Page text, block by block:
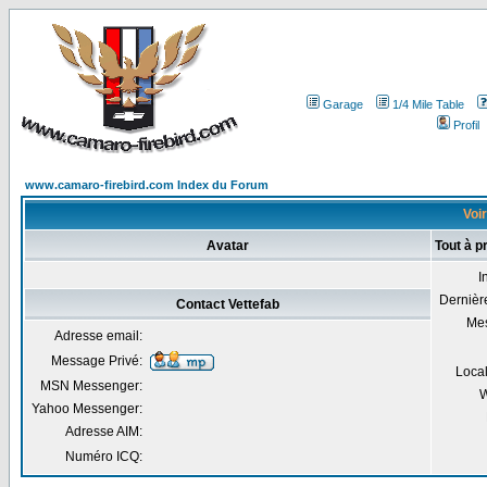
Garage
1/4 Mile Table
Profil
www.camaro-firebird.com Index du Forum
Avatar Tout à
Contact Vettefab
Adresse email:
Message Privé:
MSN Messenger:
Yahoo Messenger:
Adresse AIM:
Numéro ICQ: